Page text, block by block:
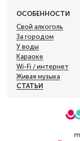
ОСОБЕННОСТИ
Свой алкоголь
За городом
У воды
Караоке
Wi-Fi / интернет
Живая музыка
СТАТЬИ